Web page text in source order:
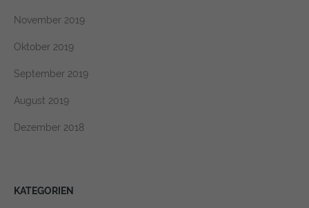
November 2019
Oktober 2019
September 2019
August 2019
Dezember 2018
KATEGORIEN